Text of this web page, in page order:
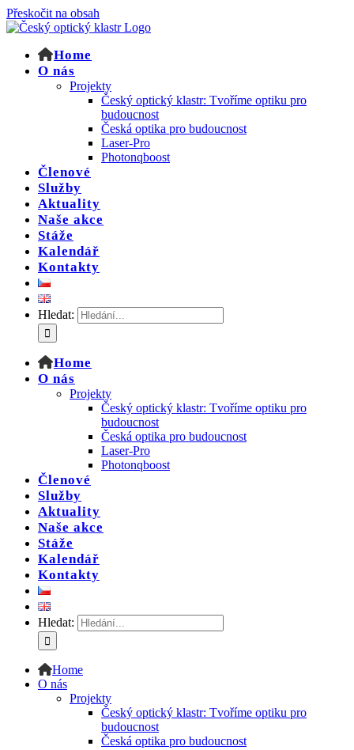
Přeskočit na obsah
Home
O nás
Projekty
Český optický klastr: Tvoříme optiku pro
budoucnost
Česká optika pro budoucnost
Laser-Pro
Photonqboost
Členové
Služby
Aktuality
Naše akce
Stáže
Kalendář
Kontakty
Hledat:
Home
O nás
Projekty
Český optický klastr: Tvoříme optiku pro
budoucnost
Česká optika pro budoucnost
Laser-Pro
Photonqboost
Členové
Služby
Aktuality
Naše akce
Stáže
Kalendář
Kontakty
Hledat:
Home
O nás
Projekty
Český optický klastr: Tvoříme optiku pro
budoucnost
Česká optika pro budoucnost